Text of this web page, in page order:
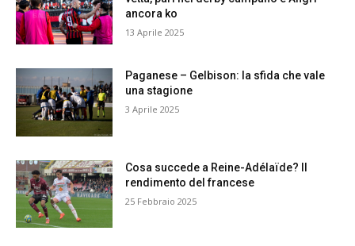
ancora ko
13 Aprile 2025
Paganese – Gelbison: la sfida che vale
una stagione
3 Aprile 2025
Cosa succede a Reine-Adélaïde? Il
rendimento del francese
25 Febbraio 2025